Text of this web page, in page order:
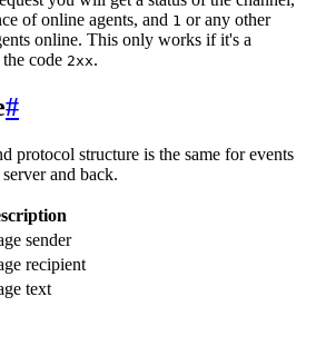
of online agents, and 1 or any other
online. This only works if it's a
code 2xx.
#
protocol structure is the same for events
and back.
sender
recipient
text